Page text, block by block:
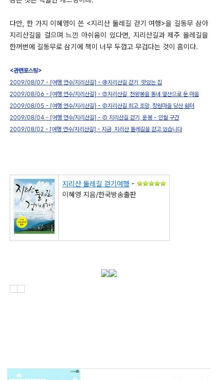
다만, 한 가지 이혜영이 쓴 <지리산 둘레길 걷기 여행>을 길동무 삼아
지리산길을 걸으며 느낀 아쉬움이 있다면, 지리산길과 제주 올레길을
한꺼번에 길동무로 삼기에 책이 너무 두껍고 무겁다는 것이 흠이다.
<관련포스팅>
2009/08/07 - [여행 연수/지리산길] - ④지리산길 걷기, 맛있는 집
2009/08/06 - [여행 연수/지리산길] - ③지리산길, 천왕봉을 동네 앞산으로 둔 마을
2009/08/05 - [여행 연수/지리산길] - ②지리산길 최고 조망, 창원마을 당산 쉼터
2009/08/04 - [여행 연수/지리산길] - ① 지리산길 걷기, 운봉 - 인월 구간
2009/08/02 - [여행 연수/지리산길] - 지금, 지리산 둘레길을 걷고 있습니다
지리산 둘레길 걷기여행 -
이혜영 지음/한국방송출판